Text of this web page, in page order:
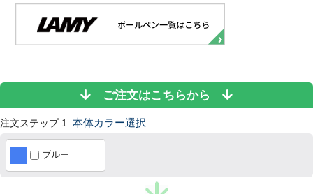
ご注文はこちらから
注文ステップ 1. 本体カラー選択
ブルー